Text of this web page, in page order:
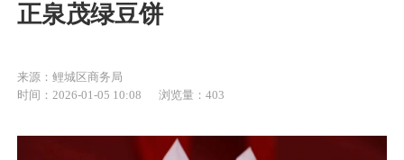
正泉茂绿豆饼
来源：鲤城区商务局
时间：2026-01-05 10:08
浏览量： 403